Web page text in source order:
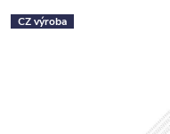
CZ výroba